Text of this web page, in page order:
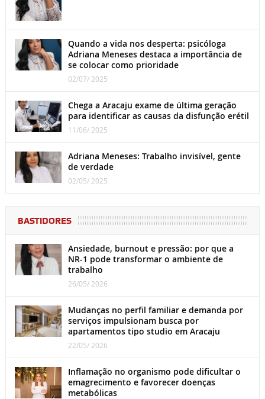
Quando a vida nos desperta: psicóloga
Adriana Meneses destaca a importância de
se colocar como prioridade
02/07/ 2025
Chega a Aracaju exame de última geração
para identificar as causas da disfunção erétil
11/06/ 2025
Adriana Meneses: Trabalho invisível, gente
de verdade
02/05/ 2025
BASTIDORES
Ansiedade, burnout e pressão: por que a
NR-1 pode transformar o ambiente de
trabalho
26/05/ 2026
Mudanças no perfil familiar e demanda por
serviços impulsionam busca por
apartamentos tipo studio em Aracaju
22/05/ 2026
Inflamação no organismo pode dificultar o
emagrecimento e favorecer doenças
metabólicas